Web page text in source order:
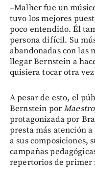
–Malher fue un
tuvo los mejores
poco entendido. Él
persona difícil. Su
abandonadas con las
llegar Bernstein a
quisiera tocar otra
A pesar de esto, el
Bernstein porMaestro
protagonizada por
presta más atención
a sus composiciones,
campañas
repertorios de primer